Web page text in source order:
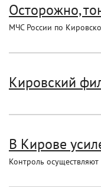
Осторожно,
МЧС России по
Кировский
В Кирове
Контроль осуществляют